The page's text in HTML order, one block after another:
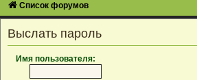
Список форумов
Выслать пароль
Имя пользователя: